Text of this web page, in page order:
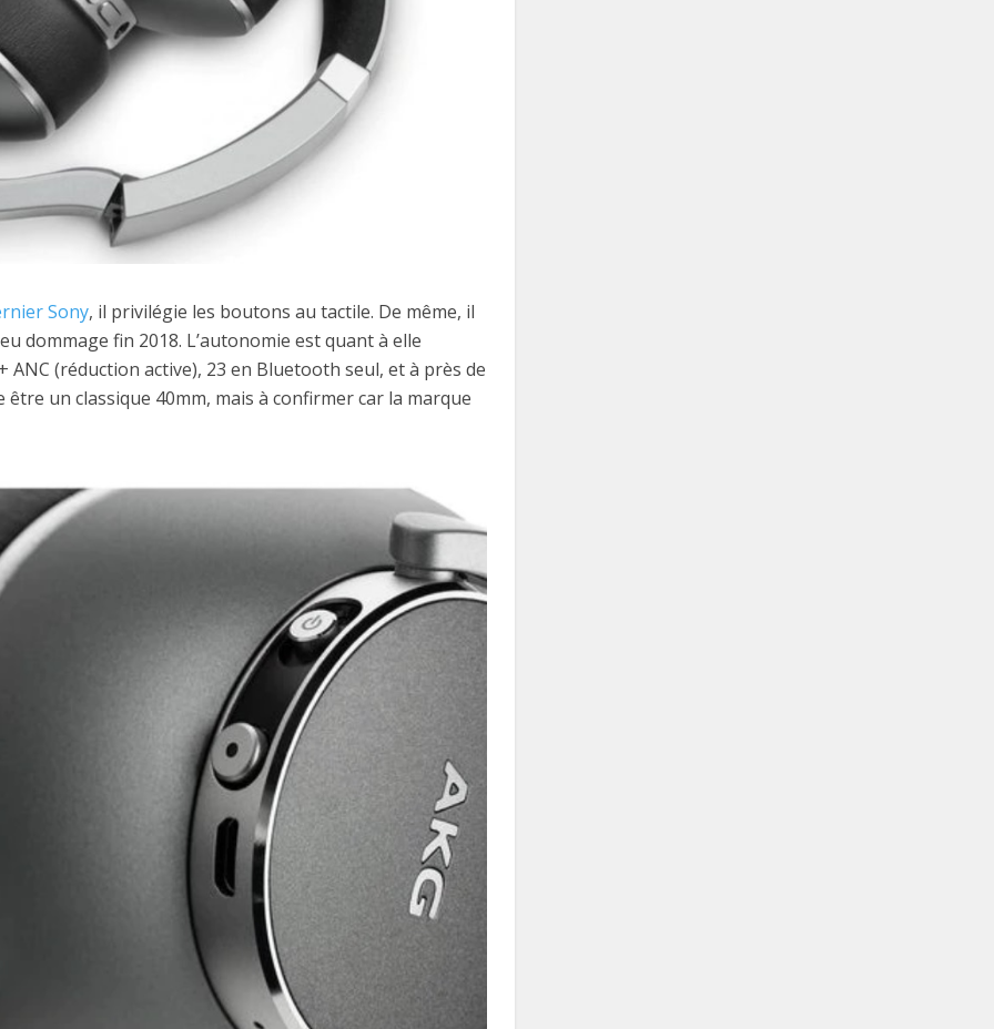
Sony, il privilégie les boutons au tactile. De même, il
dommage fin 2018. L’autonomie est quant à elle
(réduction active), 23 en Bluetooth seul, et à près de
un classique 40mm, mais à confirmer car la marque